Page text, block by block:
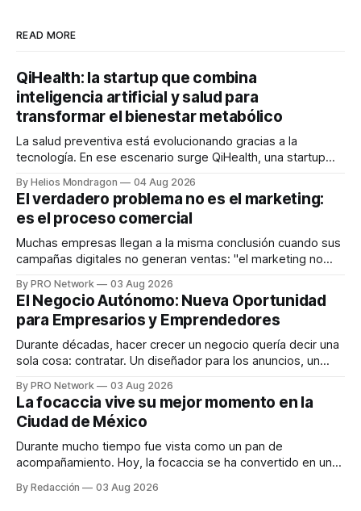
READ MORE
QiHealth: la startup que combina
inteligencia artificial y salud para
transformar el bienestar metabólico
La salud preventiva está evolucionando gracias a la
tecnología. En ese escenario surge QiHealth, una startup
dispositivos inteligentes, inteligencia artificial y monitoreo
en tiempo real para ayudar a las personas a tomar mejores
decisiones sobre su salud metabólica. Su propuesta busca
responder
By Helios Mondragon 04 Aug 2026
El verdadero problema no es el marketing:
es el proceso comercial
Muchas empresas llegan a la misma conclusión cuando sus
campañas digitales no generan ventas: "el marketing no
INTERIUS, el problema suele estar en otro lugar. Durante
una entrevista para el podcast SER PRO, el especialista en
marketing digital explicó que
By PRO Network 03 Aug 2026
El Negocio Autónomo: Nueva Oportunidad
para Empresarios y Emprendedores
Durante décadas, hacer crecer un negocio quería decir una
sola cosa: contratar. Un diseñador para los anuncios, un
para los textos, alguien que supiera de publicidad digital
para encontrar prospectos, un vendedor para atender
llamadas y mensajes, y —con suerte— una persona
By PRO Network 03 Aug 2026
La focaccia vive su mejor momento en la
Ciudad de México
Durante mucho tiempo fue vista como un pan de
acompañamiento. Hoy, la focaccia se ha convertido en uno
artesanal, ingredientes de calidad y experiencias que
By Redacción 03 Aug 2026